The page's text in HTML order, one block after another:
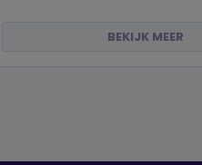
BEKIJK MEER